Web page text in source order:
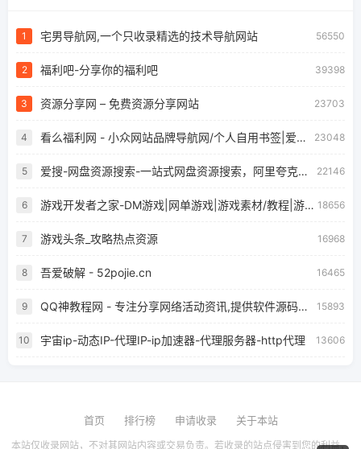
1 宅男导航网,一个只收录精选的技术导航网站 56550
2 福利吧-分享你的福利吧 39398
3 资源分享网 – 免费资源分享网站 23703
4 看么福利网 - 小众网站品牌导航网/个人自用书签|爱美儿信息科技有限公司 23048
5 爱搜-网盘资源搜索-一站式网盘资源搜索，阿里夸克百度迅雷UC全聚合 22146
6 游戏开发者之家-DM游戏|网单游戏|游戏素材/教程|游戏开发制作发布门户 - Powered by Discuz! 18656
7 游戏头条_攻略热点资源 16968
8 吾爱破解 - 52pojie.cn 16465
9 QQ神教程网 - 专注分享网络活动资讯,提供软件源码下载 - 一切只为你而存在 15893
10 宇宙ip-动态IP-代理IP-ip加速器-代理服务器-http代理 13606
首页 排行榜 申请收录 关于本站
本站仅收录网站，不对其网站内容或交易负责。若收录的站点侵害到您的利益，